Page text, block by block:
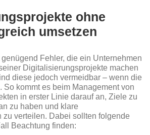
ohne
umsetzen
Fehler, die ein Unternehmen
Digitalisierungsprojekte machen
diese jedoch vermeidbar – wenn die
So kommt es beim Management von
in erster Linie darauf an, Ziele zu
zu haben und klare
zu verteilen. Dabei sollten folgende
Beachtung finden: